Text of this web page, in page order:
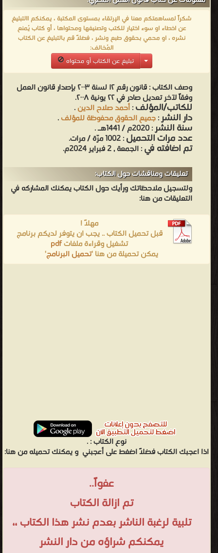
وقانونية.
شكراً لمساهمتكم معنا في الإرتقاء بمستوى المكتبة ، يمكنكم االتبليغ
عن اخطاء او سوء اختيار للكتب وتصنيفها ومحتواها ، أو كتاب يُمنع
نشره ، او محمي بحقوق طبع ونشر ، فضلاً قم بالتبليغ عن الكتاب
المُخالف:
تبليغ عن الكتاب أو محتواه
وصف الكتاب :قانون رقم ١٢ لسنة ٢٠٠٣ بإصدار قانون العمل
وفقاً لآخر تعديل صادر في ٢٢ يونية ٢٠٠٨.
للكاتب/المؤلف:أحمد صلاح الدين.
دار النشر:جميع الحقوق محفوظة للمؤلف.
سنة النشر: 2020م / 1441هـ .
عدد مرات التحميل: 1002 مرّة / مرات.
تم اضافته في: الجمعة , 2 فبراير 2024م.
تعليقات ومناقشات حول الكتاب:
ولتسجيل ملاحظاتك ورأيك حول الكتاب يمكنك المشاركه في
التعليقات من هنا:
مهلاً !
قبل تحميل الكتاب .. يجب ان يتوفر لديكم برنامج
تشغيل وقراءة ملفاتpdf
يمكن تحميلة من هنا 'تحميل البرنامج'
نوع الكتاب :.
اذا اعجبك الكتاب فضلاً اضغط على أعجبني و يمكنك تحميله من هنا:
عفواً..
تم ازالة الكتاب
تلبية لرغبة الناشر بعدم نشر هذا الكتاب ،،
يمكنكم شراؤه من دار النشر